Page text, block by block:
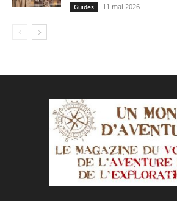
Guides 11 mai 2026